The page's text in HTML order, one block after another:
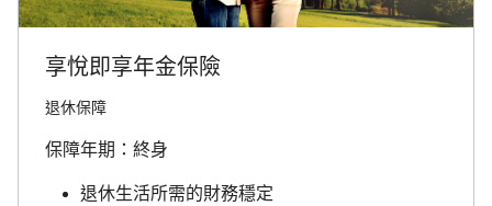
享悅即享年金保險
退休保障
保障年期：終身
退休生活所需的財務穩定